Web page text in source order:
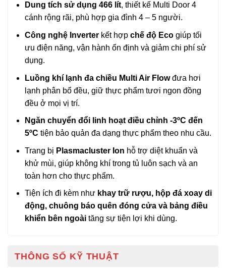
Dung tích sử dụng 466 lít, thiết kế Multi Door 4
cánh rộng rãi, phù hợp gia đình 4 – 5 người.
Công nghệ Inverterkết hợp chế độ Eco giúp tối
ưu điện năng, vận hành ổn định và giảm chi phí sử
dụng.
Luồng khí lạnh đa chiều Multi Air Flowđưa hơi
lạnh phân bổ đều, giữ thực phẩm tươi ngon đồng
đều ở mọi vị trí.
Ngăn chuyển đổi linh hoạt điều chỉnh -3ºC đến
5ºC tiện bảo quản đa dạng thực phẩm theo nhu cầu.
Trang bị Plasmacluster Ion hỗ trợ diệt khuẩn và
khử mùi, giúp không khí trong tủ luôn sạch và an
toàn hơn cho thực phẩm.
Tiện ích đi kèm như khay trữ rượu, hộp đá xoay di
động, chuông báo quên đóng cửa và bảng điều
khiển bên ngoàităng sự tiện lợi khi dùng.
THÔNG SỐ KỸ THUẬT